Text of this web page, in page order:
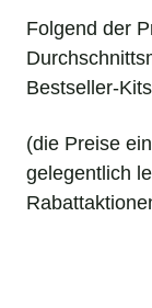
Folgend der
Bestseller-
(die Preise
gelegentlich